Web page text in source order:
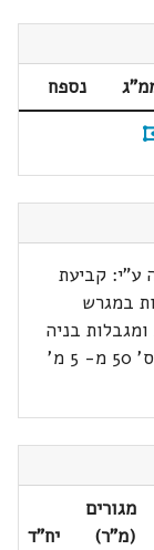
נספח
ע"י: קביעת
במגרש
בניה
שינוי קו בניין בגבולות התכנית של דרך מס' 50 מ- 5 מ'
מגורים
(מ"ר)
יח"ד